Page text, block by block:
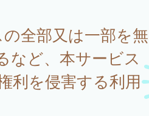
全部又は一部を無
など、本サービス
利を侵害する利用